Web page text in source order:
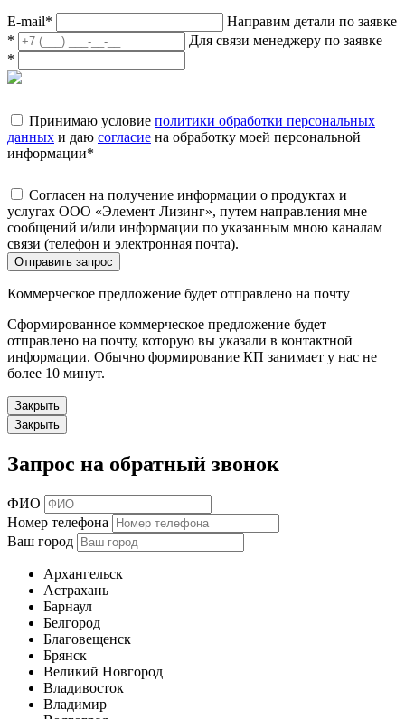
E-mail*
Направим детали по заявке
*
Для связи менеджеру по заявке
*
Принимаю условие политики обработки персональных
данных и даю согласие на обработку моей персональной
информации*
Согласен на получение информации о продуктах и
услугах ООО «Элемент Лизинг», путем направления мне
сообщений и/или информации по указанным мною каналам
связи (телефон и электронная почта).
Отправить запрос
Коммерческое предложение будет отправлено на почту
Сформированное коммерческое предложение будет
отправлено на почту, которую вы указали в контактной
информации. Обычно формирование КП занимает у нас не
более 10 минут.
Закрыть
Закрыть
Запрос на обратный звонок
ФИО
Номер телефона
Ваш город
Архангельск
Астрахань
Барнаул
Белгород
Благовещенск
Брянск
Великий Новгород
Владивосток
Владимир